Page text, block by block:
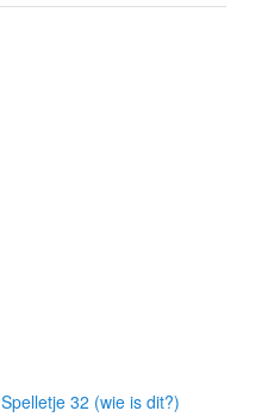
Spelletje 32 (wie is dit?)